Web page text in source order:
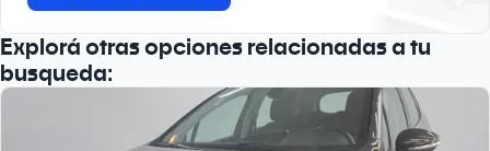
Explorá otras opciones relacionadas a tu
busqueda: